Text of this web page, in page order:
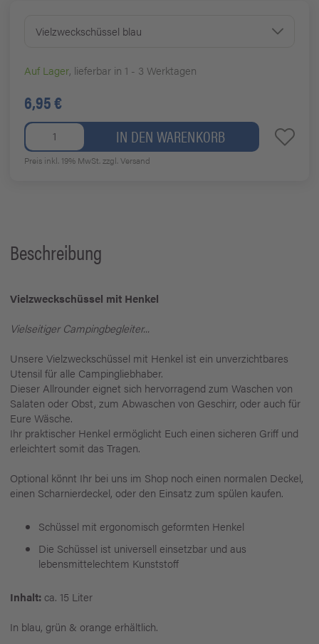
Vielzweckschüssel blau
Auf Lager, lieferbar in 1 - 3 Werktagen
6,95 €
IN DEN WARENKORB
Preis inkl. 19% MwSt.zzgl. Versand
Beschreibung
Vielzweckschüssel mit Henkel
Vielseitiger Campingbegleiter...
Unsere Vielzweckschüssel mit Henkel ist ein unverzichtbares
Utensil für alle Campingliebhaber.
Dieser Allrounder eignet sich hervorragend zum Waschen von
Salaten oder Obst, zum Abwaschen von Geschirr, oder auch für
Eure Wäsche.
Ihr praktischer Henkel ermöglicht Euch einen sicheren Griff und
erleichtert somit das Tragen.
Optional könnt Ihr bei uns im Shop noch einen normalen Deckel,
einen Scharnierdeckel, oder den Einsatz zum spülen kaufen.
Schüssel mit ergonomisch geformten Henkel
Die Schüssel ist universell einsetzbar und aus
lebensmittelechtem Kunststoff
Inhalt: ca. 15 Liter
In blau, grün & orange erhältlich.